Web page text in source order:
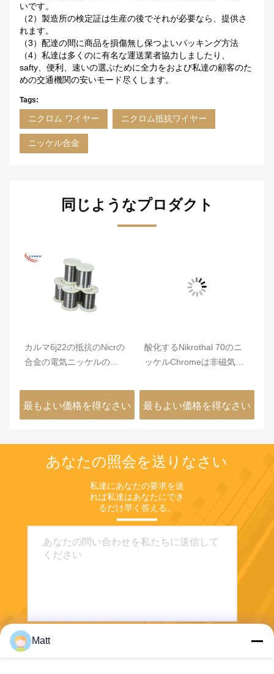
いです。
（2）製造所の検定証は生産の後でそれが必要なら、提供さ
れます。
（3）配達の間に商品を損傷無し保つよいパッキング方法
（4）私達は多くのに有名な運送業者協力しましたり、
safty、便利、速いの選ぶために全力をおよび私達の顧客のた
めの交通機関の安いモード尽くします。
Tags:
ニクロム ワイヤー ニクロム抵抗ワイヤー
ニッケル合金
同じようなプロダクト
カルマ6j22の抵抗のNicrの
合金の電気ニッケルの
最もよい価格を得なさい
酸化するNikrothal 70のニ
ッケルChromeは非磁気を
最もよい価格を得なさい
あなたの照会を送りなさい
私達にあなたの要求を送
れば私達はあなたにでき
るだけ早く答える。
Matt